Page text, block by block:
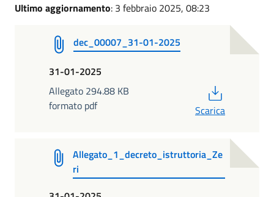
Ultimo aggiornamento: 3 febbraio 2025, 08:23
dec_00007_31-01-2025
31-01-2025
Allegato 294.88 KB
formato pdf
Scarica
Allegato_1_decreto_istruttoria_Ze
ri